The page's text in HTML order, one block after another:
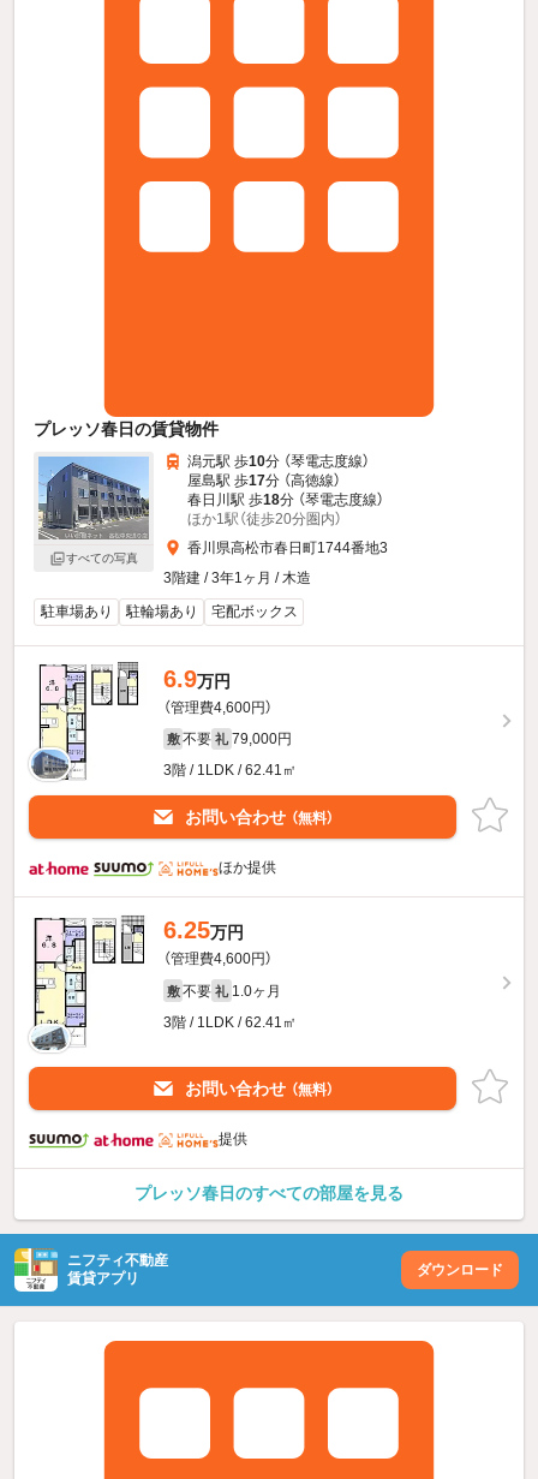
プレッソ春日の賃貸物件
すべての写真
潟元駅 歩10分 （琴電志度線）
屋島駅 歩17分 （高徳線）
春日川駅 歩18分 （琴電志度線）
ほか1駅（徒歩20分圏内）
香川県高松市春日町1744番地3
3階建 / 3年1ヶ月 / 木造
駐車場あり
駐輪場あり 宅配ボックス
6.9万円
（管理費4,600円）
敷 不要 礼 79,000円
3階 / 1LDK / 62.41㎡
お問い合わせ （無料）
ほか提供
6.25万円
（管理費4,600円）
敷 不要 礼 1.0ヶ月
3階 / 1LDK / 62.41㎡
お問い合わせ （無料）
提供
プレッソ春日のすべての部屋を見る
ニフティ不動産
賃貸アプリ
ダウンロード